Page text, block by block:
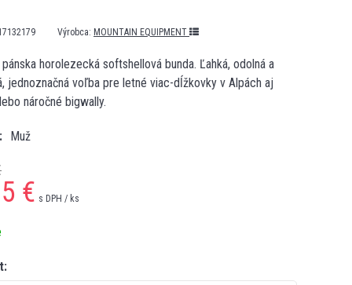
Výrobca: MOUNTAIN EQUIPMENT
horolezecká softshellová bunda. Ľahká, odolná a
jednoznačná voľba pre letné viac-dĺžkovky v Alpách aj
náročné bigwally.
Muž
€ s DPH / ks